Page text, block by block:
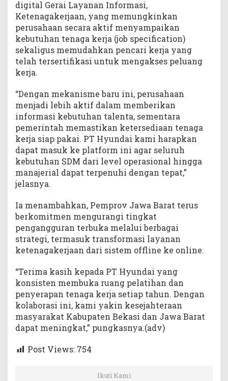
digital Gerai Layanan Informasi,
Ketenagakerjaan, yang memungkinkan
perusahaan secara aktif menyampaikan
kebutuhan tenaga kerja (job specification)
sekaligus memudahkan pencari kerja yang
telah tersertifikasi untuk mengakses peluang
kerja.
“Dengan mekanisme baru ini, perusahaan
menjadi lebih aktif dalam memberikan
informasi kebutuhan talenta, sementara
pemerintah memastikan ketersediaan tenaga
kerja siap pakai. PT Hyundai kami harapkan
dapat masuk ke platform ini agar seluruh
kebutuhan SDM dari level operasional hingga
manajerial dapat terpenuhi dengan tepat,”
jelasnya.
Ia menambahkan, Pemprov Jawa Barat terus
berkomitmen mengurangi tingkat
pengangguran terbuka melalui berbagai
strategi, termasuk transformasi layanan
ketenagakerjaan dari sistem offline ke online.
“Terima kasih kepada PT Hyundai yang
konsisten membuka ruang pelatihan dan
penyerapan tenaga kerja setiap tahun. Dengan
kolaborasi ini, kami yakin kesejahteraan
masyarakat Kabupaten Bekasi dan Jawa Barat
dapat meningkat,” pungkasnya.(adv)
Post Views: 754
Ikuti Kami